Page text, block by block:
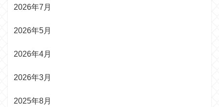
2026年7月
2026年5月
2026年4月
2026年3月
2025年8月